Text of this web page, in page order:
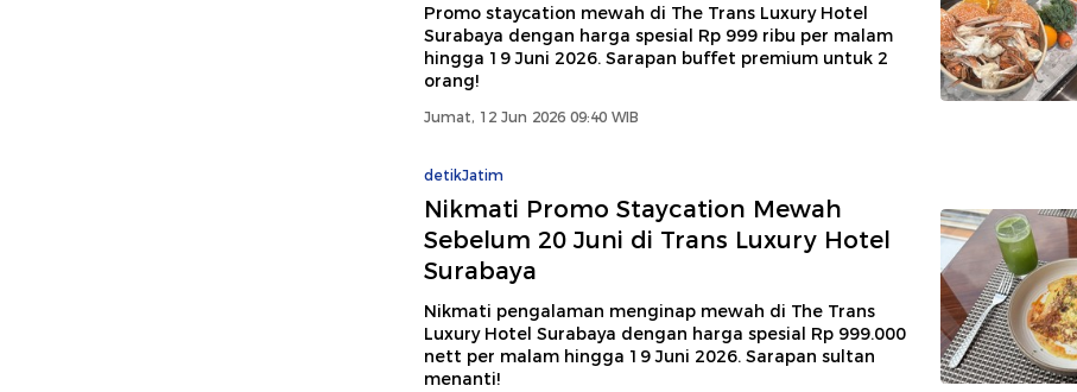
Promo staycation mewah di The Trans Luxury Hotel
Surabaya dengan harga spesial Rp 999 ribu per malam
hingga 19 Juni 2026. Sarapan buffet premium untuk 2
orang!
Jumat, 12 Jun 2026 09:40 WIB
detikJatim
Nikmati Promo Staycation Mewah
Sebelum 20 Juni di Trans Luxury Hotel
Surabaya
Nikmati pengalaman menginap mewah di The Trans
Luxury Hotel Surabaya dengan harga spesial Rp 999.000
nett per malam hingga 19 Juni 2026. Sarapan sultan
menanti!